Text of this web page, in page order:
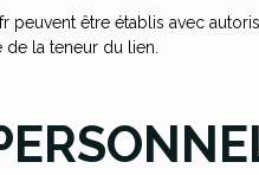
peuvent être établis avec
la teneur du lien.